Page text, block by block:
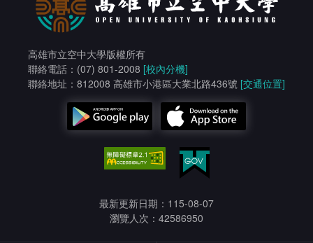
高雄市立空中大學版權所有
聯絡電話：(07) 801-2008 [校內分機]
聯絡地址：812008 高雄市小港區大業北路436號 [交通位置]
最新更新日期：115-08-07
瀏覽人次：42586950